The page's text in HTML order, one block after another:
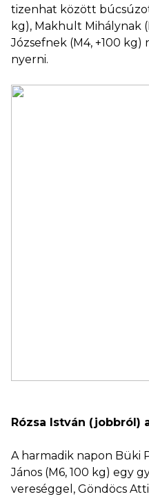
tizenhat között
kg), Makhult Mihálynak
Józsefnek (M4, +100
nyerni.
Rózsa István
A harmadik napon Büki
János (M6, 100 kg) egy
vereséggel, Göndöcs